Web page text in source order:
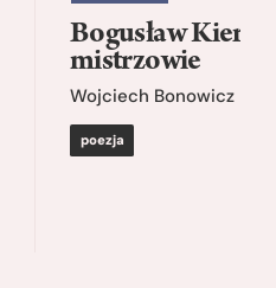
Bogusław Kierc
mistrzowie
Wojciech Bonowicz
poezja